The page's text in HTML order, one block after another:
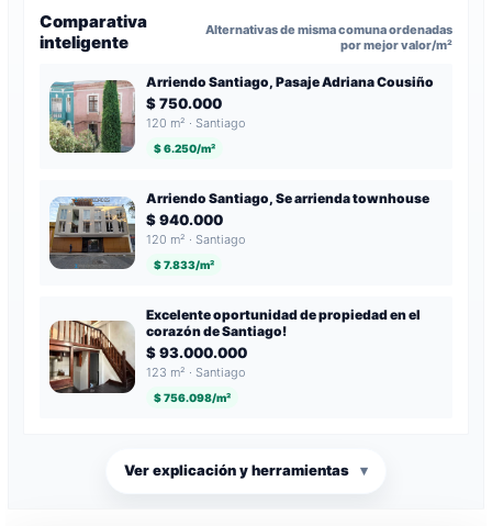
Comparativa
inteligente
Alternativas de misma comuna ordenadas
por mejor valor/m²
Arriendo Santiago, Pasaje Adriana Cousiño
$ 750.000
120 m² · Santiago
$ 6.250/m²
Arriendo Santiago, Se arrienda townhouse
$ 940.000
120 m² · Santiago
$ 7.833/m²
Excelente oportunidad de propiedad en el
corazón de Santiago!
$ 93.000.000
123 m² · Santiago
$ 756.098/m²
Ver explicación y herramientas ▾